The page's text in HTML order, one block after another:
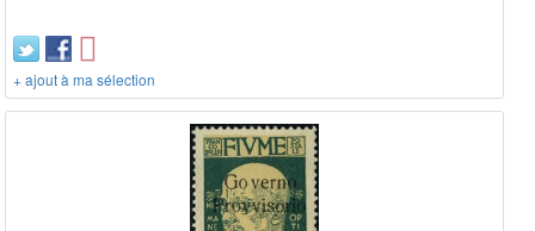
+ ajout à ma sélection